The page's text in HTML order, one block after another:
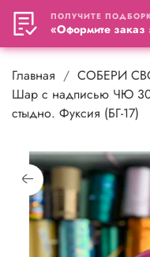
Главная СОБЕРИ
Шар с надписью ЧЮ 30
стыдно. Фуксия (БГ-17)
«Оформите заказ